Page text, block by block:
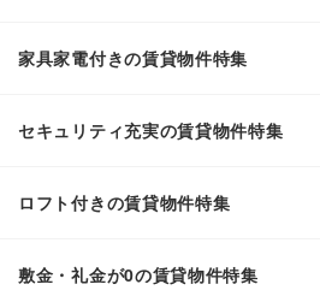
家具家電付きの賃貸物件特集
セキュリティ充実の賃貸物件特集
ロフト付きの賃貸物件特集
敷金・礼金が0の賃貸物件特集